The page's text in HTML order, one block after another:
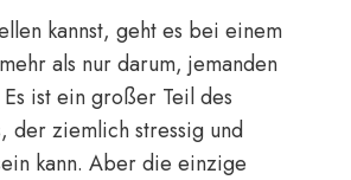
kannst, geht es bei einem
als nur darum, jemanden
ist ein großer Teil des
der ziemlich stressig und
kann. Aber die einzige